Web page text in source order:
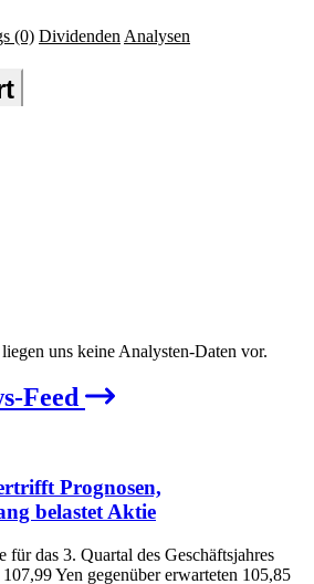
(0) Dividenden Analysen
uns keine Analysten-Daten vor.
Feed
Prognosen,
belastet Aktie
das 3. Quartal des Geschäftsjahres
Yen gegenüber erwarteten 105,85